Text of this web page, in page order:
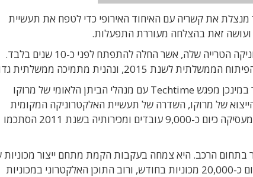
מנצלת את קשריה עם האיחוד האירופי כדי לטפח את תעשיית
ועושה זאת בהצלחה מעוררת התפעלות.
זו הפעם הראשונה שבה הציגה מרוקו את תעשיית האלקטרוניקה הטרייה שלה, אשר החלה להתפתח לפני כ-10 שנים בלבד.
ונהנית מתמיכה ממשלתית גדולה.
במהלך תערוכת electronica 2012 שנערכה בשבוע שעבר במינכן מפגש Techtime עם מנהלי הביתן הלאומי של מרוקו
של מרוקו, השדרה של תעשיית האלקטרוניקה המקומית
מתבססת על קבלני ייצור (EMS). תעשיית הייצור המקומית מעסיקה כיום כ-9,000 עובדים ומכירותיה בשנת 2011 הסתכמו
בתחום הרכב. היא צמחה בעקבות הקמת מתחם ייצור מכוניות
חברת רינו אשר פועל מהעיר טנג'יר. במתחם הזה מייצרים כיום כ-20,000 מכוניות בחודש, ורוב התוכן האלקטרוני במכוניות